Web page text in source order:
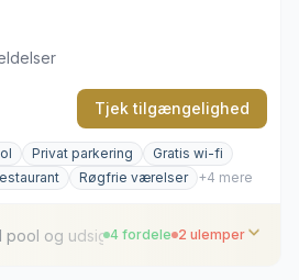
Tjek tilgængelighed
Privat parkering
Gratis wi-fi
Røgfrie værelser +4 mere
pool og udsigt til Vesuv
4 fordele 2 ulemper